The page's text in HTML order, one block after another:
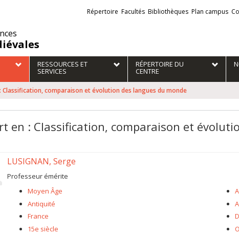
Liens
externes
Répertoire Facultés Bibliothèques Plan campus
RESSOURCES ET
SERVICES
RÉPERTOIRE DU
CENTRE
Classification, comparaison et évolution des langues du monde
en : Classification, comparaison et
LUSIGNAN, Serge
Professeur émérite
Moyen Âge
Antiquité
France
15e siècle